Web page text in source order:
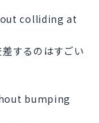
colliding at
するのはすごい
bumping